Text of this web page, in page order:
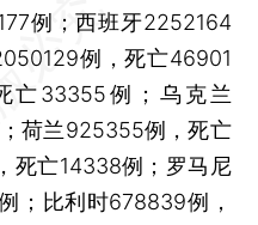
例；西班牙2252164
例，死亡46901
亡33355例；乌克兰
荷兰925355例，死亡
死亡14338例；罗马尼
；比利时678839例，